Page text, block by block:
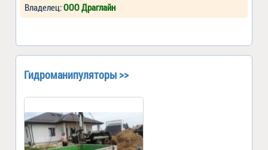
Владелец:ООО Драглайн
Гидроманипуляторы >>